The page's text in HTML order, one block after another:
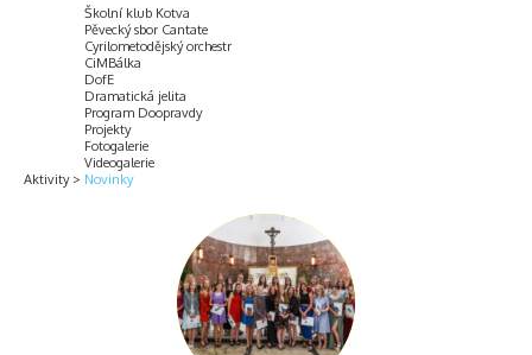
Aktivity
Školní klub Kotva
Pěvecký sbor Cantate
Cyrilometodějský orchestr
CiMBálka
DofE
Dramatická jelita
Program Doopravdy
Projekty
Fotogalerie
Videogalerie
Novinky